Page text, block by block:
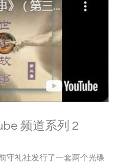
频道系列 2
守礼社发行了一套两个光碟